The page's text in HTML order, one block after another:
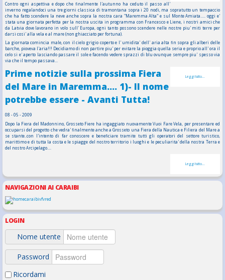
Contro ogni aspettiva e dopo che finalmente l'autunno ha ceduto il passo all'
inverno regalandoci una tre giorni classica di tramontana sopra i 20 nodi, ma sopratutto un tempaccio
che ha fatto scendere la neve anche sopra la nostra cara "Maremma Alta" e sul Monte Amiata..... oggi e'
stata una giornata perfetta per la nostra uscita in programma con Francesco e Liene, i nostri amici che
da Latvia dove lavorano in volo sull' Europa, ogni tanto possono scendere nelle nostre piu' miti terre per
darsi cosi' alla vela e al mare (non ghiacciato per fortuna).
La giornata comincia male, con il cielo grigio coperto e l' umidita' dell' aria alta fin sopra gli alberi delle
barche, pioveva l'aria!!! Decidiamo di non partire piu' per evitare la pioggia quella seria e proprio all' ora il
celo si e' aperto lasciando passare il sole e facendo vedere sprazzi di blu ovunque sempre piu' spesso via
via che il tempo passava...
Leggi tutto...
Prime notizie sulla prossima Fiera
del Mare in Maremma.... 1)- Il nome
potrebbe essere - Avanti Tutta!
08 - 05 - 2009
Dopo la Fiera del Madonnino, Grosseto Fiere ha ingaggiato nuovamente Vuoi Fare Vela, per presentare ed
occuparsi del progetto che vedra' finalmente anche a Grosseto una Fiera della Nautica e Filiera del Mare a
se stante..con l'intento di far conoscere e beneficiare tramite tutti gli operatori del settore turistico,
marittimo e di tutta la costa e le spiagge del nostro territorio i luoghi e le peculiarita' della nostra Terra e
del nostro Arcipelago....
Leggi tutto...
NAVIGAZIONI AI CARAIBI
LOGIN
Nome utente
Password
Ricordami